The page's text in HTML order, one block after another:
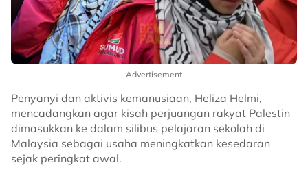
Advertisement
Penyanyi dan aktivis kemanusiaan, Heliza Helmi,
mencadangkan agar kisah perjuangan rakyat Palestin
dimasukkan ke dalam silibus pelajaran sekolah di
Malaysia sebagai usaha meningkatkan kesedaran
sejak peringkat awal.